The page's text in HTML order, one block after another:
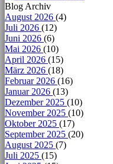
Blog Archiv
August 2026 (4)
Juli 2026 (12)
Juni 2026 (6)
Mai 2026 (10)
April 2026 (15)
März 2026 (18)
Februar 2026 (16)
Januar 2026 (13)
Dezember 2025 (10)
November 2025 (10)
Oktober 2025 (17)
September 2025 (20)
August 2025 (7)
Juli 2025 (15)